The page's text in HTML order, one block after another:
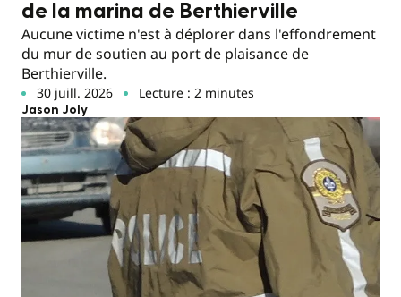
de la marina de Berthierville
Aucune victime n'est à déplorer dans l'effondrement
du mur de soutien au port de plaisance de
Berthierville.
30 juill. 2026 Lecture : 2 minutes
Jason Joly